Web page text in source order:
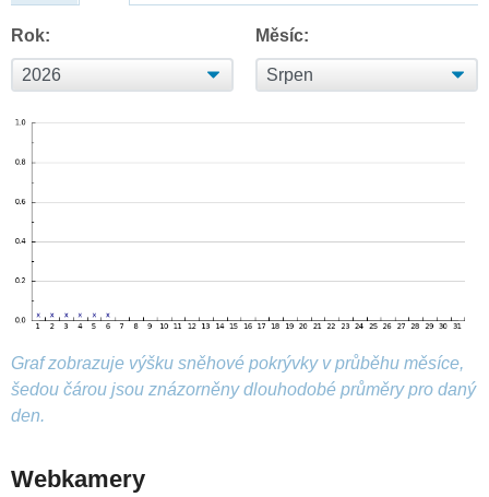
Rok: Měsíc:
Graf zobrazuje výšku sněhové pokrývky v průběhu měsíce,
šedou čárou jsou znázorněny dlouhodobé průměry pro daný
den.
Webkamery